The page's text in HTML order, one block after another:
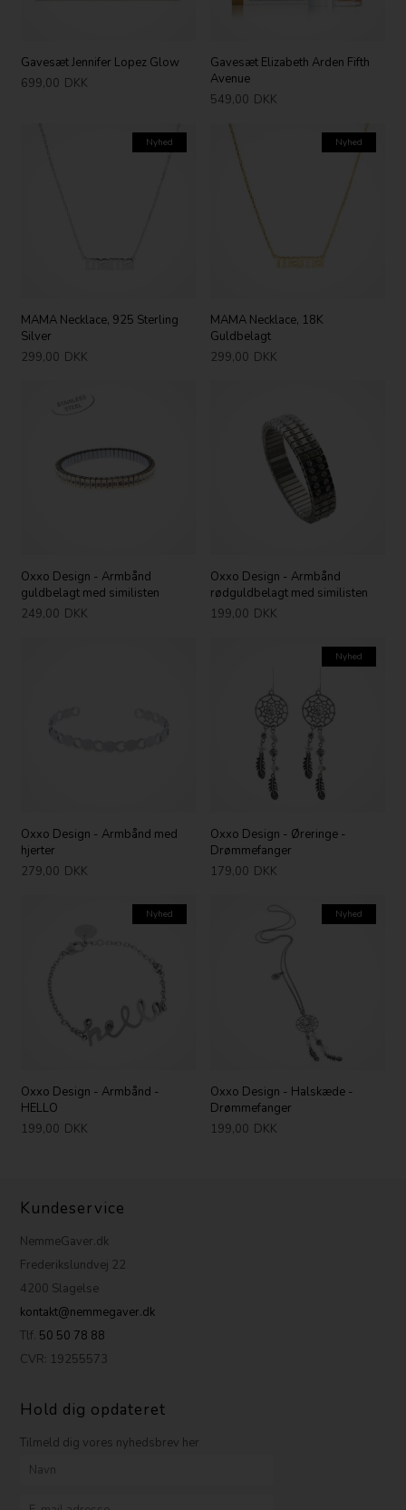
Gavesæt Jennifer Lopez Glow
699,00 DKK
Gavesæt Elizabeth Arden Fifth
Avenue
549,00 DKK
Nyhed
MAMA Necklace, 925 Sterling
Silver
299,00 DKK
Nyhed
MAMA Necklace, 18K
Guldbelagt
299,00 DKK
Oxxo Design - Armbånd
guldbelagt med similisten
249,00 DKK
Oxxo Design - Armbånd
rødguldbelagt med similisten
199,00 DKK
Oxxo Design - Armbånd med
hjerter
279,00 DKK
Nyhed
Oxxo Design - Øreringe -
Drømmefanger
179,00 DKK
Nyhed
Oxxo Design - Armbånd -
HELLO
199,00 DKK
Nyhed
Oxxo Design - Halskæde -
Drømmefanger
199,00 DKK
Kundeservice
NemmeGaver.dk
Frederikslundvej 22
4200 Slagelse
kontakt@nemmegaver.dk
Tlf. 50 50 78 88
CVR: 19255573
Hold dig opdateret
Tilmeld dig vores nyhedsbrev her